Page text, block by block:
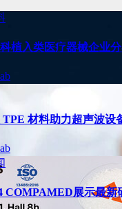
植入类医疗器械企业
材料助力超声波设
COMPAMED展示最新